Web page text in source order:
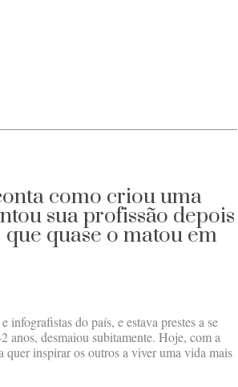
como criou uma
sua profissão depois
quase o matou em
infografistas do país, e estava prestes a se
anos, desmaiou subitamente. Hoje, com a
inspirar os outros a viver uma vida mais